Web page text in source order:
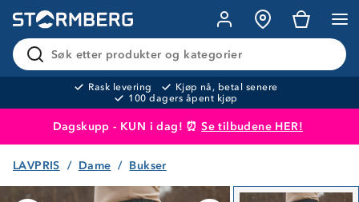
Søk etter produkter og kategorier
Rask levering
Kjøp nå, betal senere
100 dagers åpent kjøp
Dagskupp - KUN i dag! ⏰Se tilbudene HER!
Produktet er lagt i handlekurven
LAVPRIS Dame Bukser